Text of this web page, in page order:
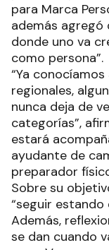
para Marca
además agregó
donde uno va
como persona”.
“Ya
regionales,
nunca deja de
categorías”,
estará
ayudante de
preparador
Sobre su
“seguir estando
Además,
se dan cuando